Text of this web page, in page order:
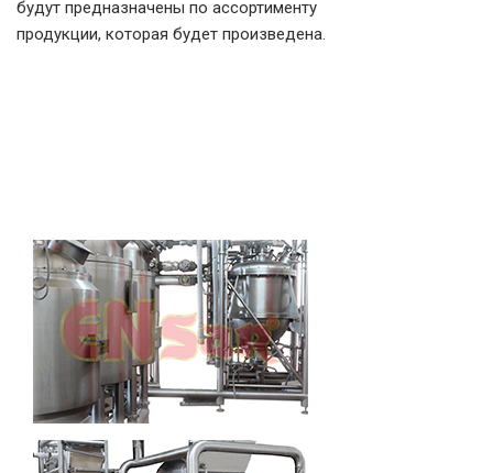
будут предназначены по ассортименту
продукции, которая будет произведена.